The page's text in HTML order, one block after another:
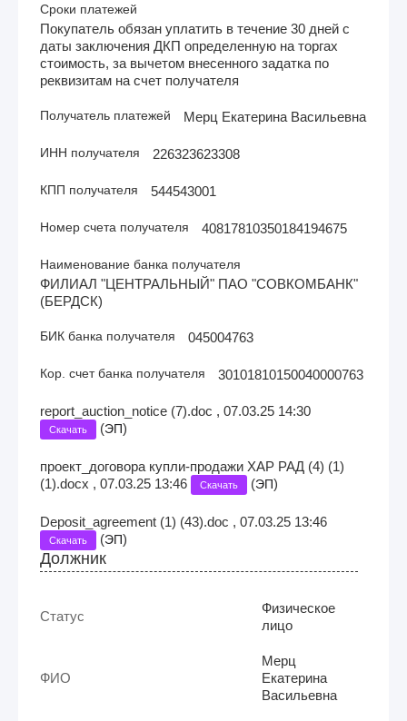
Сроки платежей
Покупатель обязан уплатить в течение 30 дней с
даты заключения ДКП определенную на торгах
стоимость, за вычетом внесенного задатка по
реквизитам на счет получателя
Получатель платежей Мерц Екатерина Васильевна
ИНН получателя 226323623308
КПП получателя 544543001
Номер счета получателя 40817810350184194675
Наименование банка получателя
ФИЛИАЛ "ЦЕНТРАЛЬНЫЙ" ПАО "СОВКОМБАНК"
(БЕРДСК)
БИК банка получателя 045004763
Кор. счет банка получателя 30101810150040000763
report_auction_notice (7).doc , 07.03.25 14:30
Скачать (ЭП)
проект_договора купли-продажи ХАР РАД (4) (1)
(1).docx , 07.03.25 13:46
Скачать (ЭП)
Deposit_agreement (1) (43).doc , 07.03.25 13:46
Скачать (ЭП)
Должник
Статус
Физическое
лицо
ФИО
Мерц
Екатерина
Васильевна